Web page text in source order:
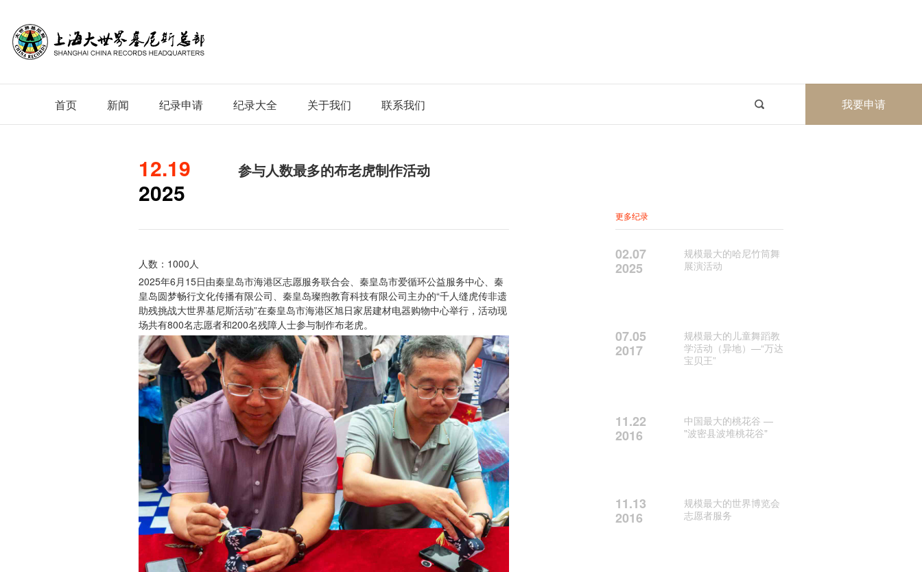
首页 新闻 纪录申请 纪录大全 关于我们 联系我们 我要申请
12.19
2025
参与人数最多的布老虎制作活动
人数：1000人
2025年6月15日由秦皇岛市海港区志愿服务联合会、秦皇岛市爱循环公益服务中心、秦
皇岛圆梦畅行文化传播有限公司、秦皇岛璨煦教育科技有限公司主办的“千人缝虎传非遗
助残挑战大世界基尼斯活动”在秦皇岛市海港区旭日家居建材电器购物中心举行，活动现
场共有800名志愿者和200名残障人士参与制作布老虎。
更多纪录
02.07
2025
规模最大的哈尼竹筒舞
展演活动
07.05
2017
规模最大的儿童舞蹈教
学活动（异地）—“万达
宝贝王”
11.22
2016
中国最大的桃花谷 —
"波密县波堆桃花谷"
11.13
2016
规模最大的世界博览会
志愿者服务